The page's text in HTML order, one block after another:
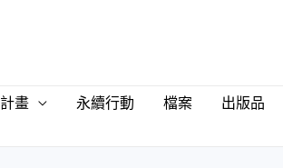
計畫 永續行動 檔案 出版品